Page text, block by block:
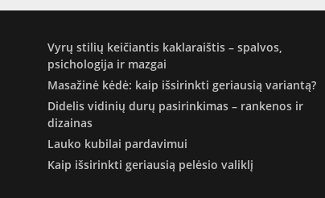
Vyrų stilių keičiantis kaklaraištis – spalvos,
psichologija ir mazgai
Masažinė kėdė: kaip išsirinkti geriausią variantą?
Didelis vidinių durų pasirinkimas – rankenos ir
dizainas
Lauko kubilai pardavimui
Kaip išsirinkti geriausią pelėsio valiklį